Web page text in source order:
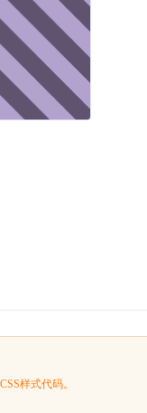
样式代码。